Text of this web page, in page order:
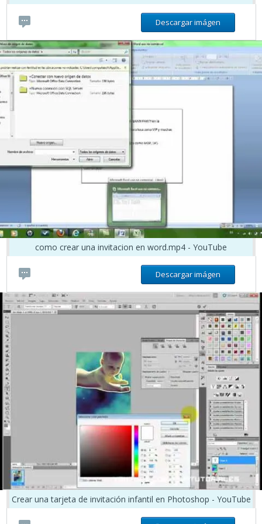
Descargar imágen
como crear una invitacion en word.mp4 - YouTube
Descargar imágen
Crear una tarjeta de invitación infantil en Photoshop - YouTube